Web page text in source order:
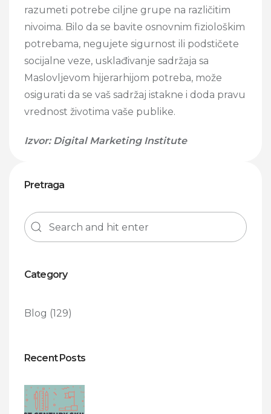
razumeti potrebe ciljne grupe na različitim
nivoima. Bilo da se bavite osnovnim fiziološkim
potrebama, negujete sigurnost ili podstičete
socijalne veze, usklađivanje sadržaja sa
Maslovljevom hijerarhijom potreba, može
osigurati da se vaš sadržaj istakne i doda pravu
vrednost životima vaše publike.
Izvor: Digital Marketing Institute
Pretraga
Category
Blog (129)
Recent Posts